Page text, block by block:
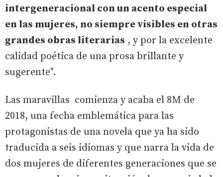
intergeneracional con un acento especial
en las mujeres, no siempre visibles en otras
grandes obras literarias , y por la excelente
calidad poética de una prosa brillante y
sugerente".
Las maravillas comienza y acaba el 8M de
2018, una fecha emblemática para las
protagonistas de una novela que ya ha sido
traducida a seis idiomas y que narra la vida de
dos mujeres de diferentes generaciones que se